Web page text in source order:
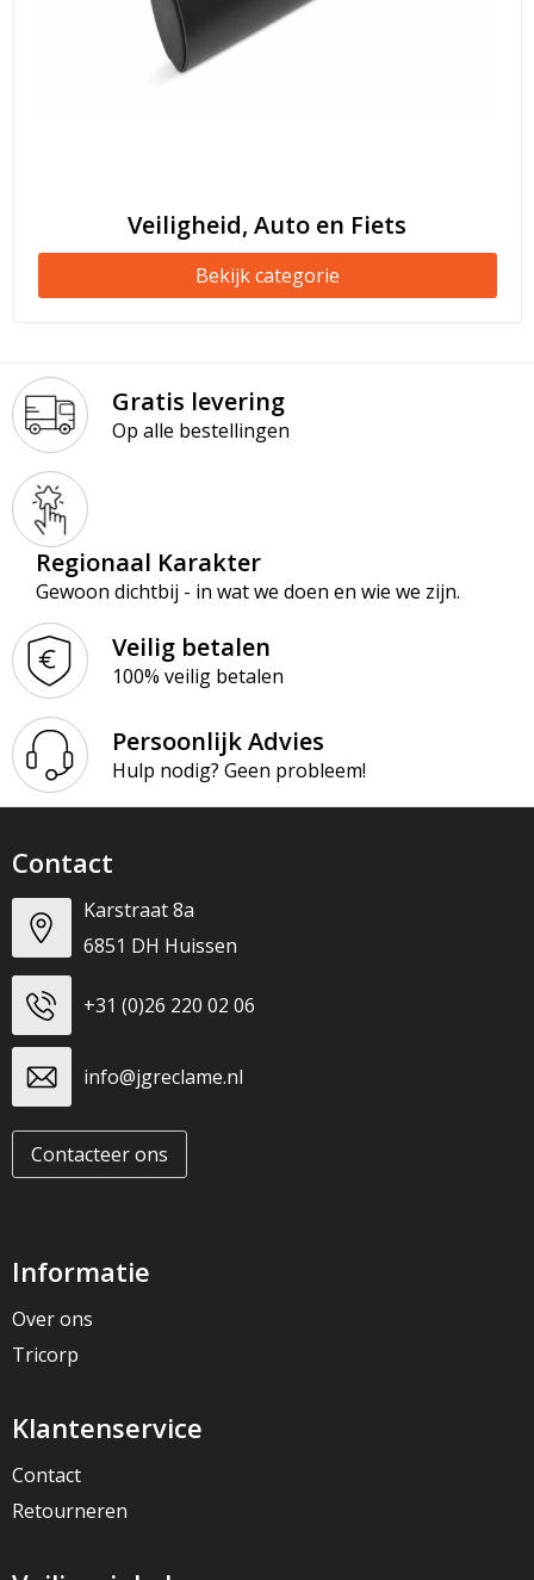
Veiligheid, Auto en Fiets
Bekijk categorie
Gratis levering
Op alle bestellingen
Regionaal Karakter
Gewoon dichtbij - in wat we doen en wie we zijn.
Veilig betalen
100% veilig betalen
Persoonlijk Advies
Hulp nodig? Geen probleem!
Contact
Karstraat 8a
6851 DH Huissen
+31 (0)26 220 02 06
info@jgreclame.nl
Contacteer ons
Informatie
Over ons
Tricorp
Klantenservice
Contact
Retourneren